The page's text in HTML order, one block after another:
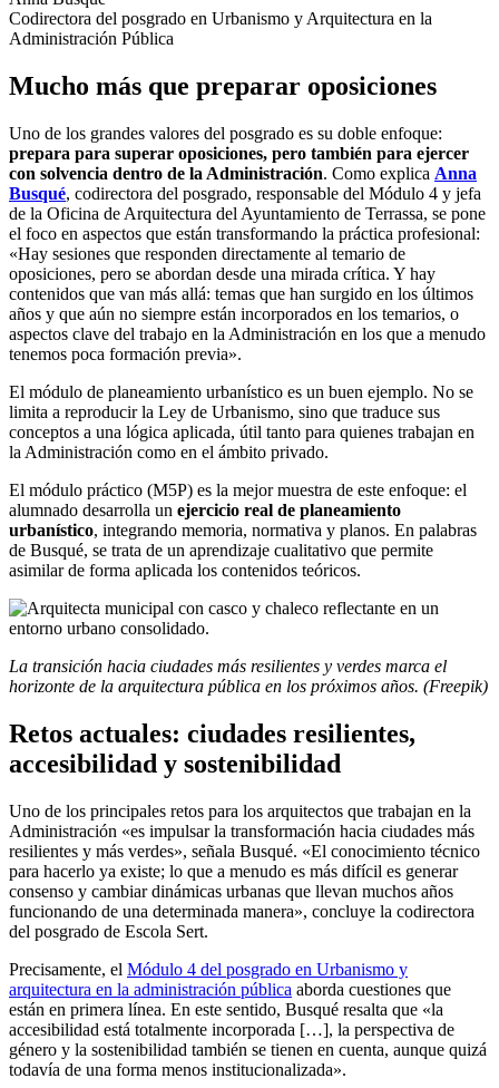
Codirectora del posgrado en Urbanismo y Arquitectura en la
Administración Pública
Mucho más que preparar oposiciones
Uno de los grandes valores del posgrado es su doble enfoque:
prepara para superar oposiciones, pero también para ejercer
con solvencia dentro de la Administración. Como explica Anna
Busqué, codirectora del posgrado, responsable del Módulo 4 y jefa
de la Oficina de Arquitectura del Ayuntamiento de Terrassa, se pone
el foco en aspectos que están transformando la práctica profesional:
«Hay sesiones que responden directamente al temario de
oposiciones, pero se abordan desde una mirada crítica. Y hay
contenidos que van más allá: temas que han surgido en los últimos
años y que aún no siempre están incorporados en los temarios, o
aspectos clave del trabajo en la Administración en los que a menudo
tenemos poca formación previa».
El módulo de planeamiento urbanístico es un buen ejemplo. No se
limita a reproducir la Ley de Urbanismo, sino que traduce sus
conceptos a una lógica aplicada, útil tanto para quienes trabajan en
la Administración como en el ámbito privado.
El módulo práctico (M5P) es la mejor muestra de este enfoque: el
alumnado desarrolla un ejercicio real de planeamiento
urbanístico, integrando memoria, normativa y planos. En palabras
de Busqué, se trata de un aprendizaje cualitativo que permite
asimilar de forma aplicada los contenidos teóricos.
La transición hacia ciudades más resilientes y verdes marca el
horizonte de la arquitectura pública en los próximos años. (Freepik)
Retos actuales: ciudades resilientes,
accesibilidad y sostenibilidad
Uno de los principales retos para los arquitectos que trabajan en la
Administración «es impulsar la transformación hacia ciudades más
resilientes y más verdes», señala Busqué. «El conocimiento técnico
para hacerlo ya existe; lo que a menudo es más difícil es generar
consenso y cambiar dinámicas urbanas que llevan muchos años
funcionando de una determinada manera», concluye la codirectora
del posgrado de Escola Sert.
Precisamente, el Módulo 4 del posgrado en Urbanismo y
arquitectura en la administración pública aborda cuestiones que
están en primera línea. En este sentido, Busqué resalta que «la
accesibilidad está totalmente incorporada […], la perspectiva de
género y la sostenibilidad también se tienen en cuenta, aunque quizá
todavía de una forma menos institucionalizada».